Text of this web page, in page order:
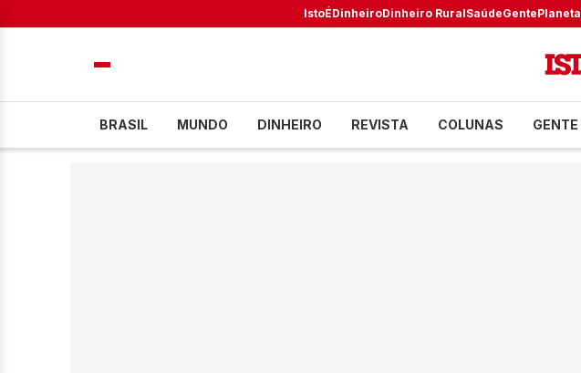
IstoÉDinheiroDinheiro RuralSaúdeGentePlaneta
BRASIL MUNDO DINHEIRO REVISTA COLUNAS GENTE